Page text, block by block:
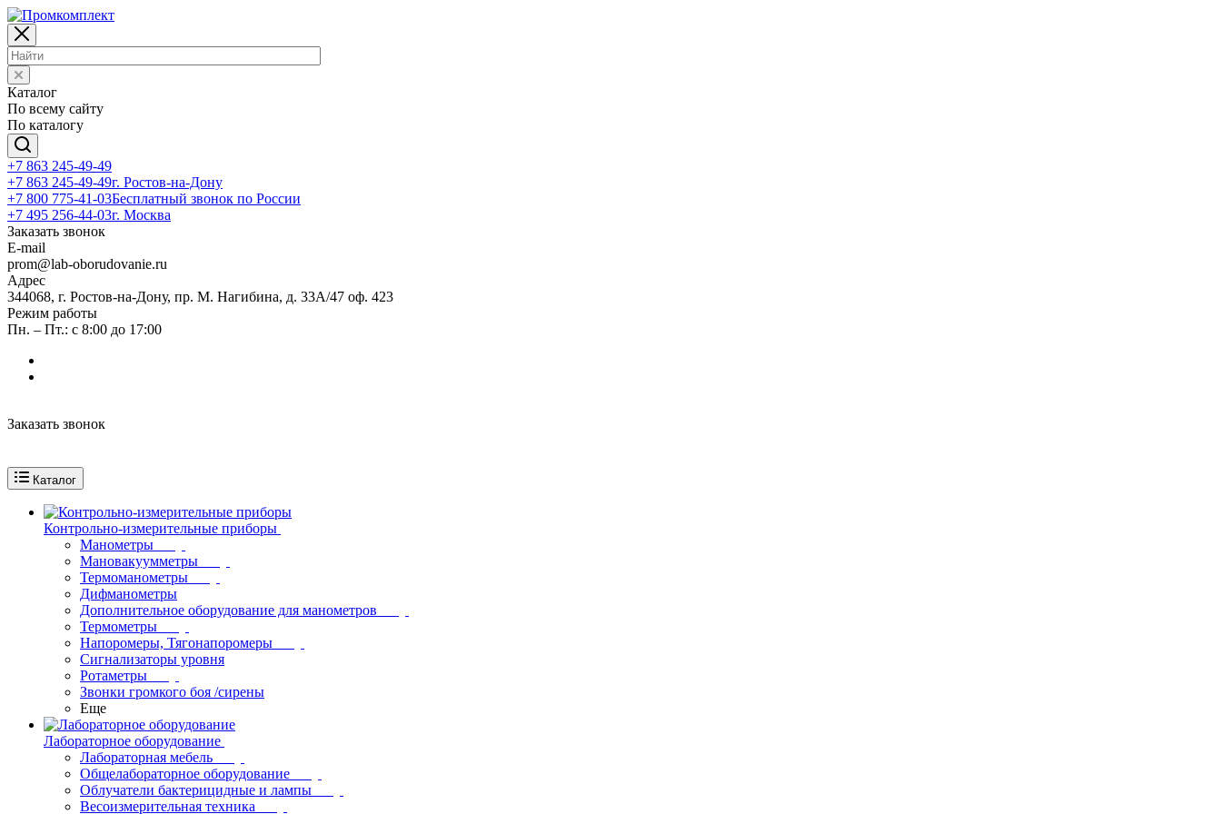
Каталог
По всему сайту
По каталогу
+7 863 245-49-49
+7 863 245-49-49г. Ростов-на-Дону
+7 800 775-41-03Бесплатный звонок по России
+7 495 256-44-03г. Москва
Заказать звонок
E-mail
prom@lab-oborudovanie.ru
Адрес
344068, г. Ростов-на-Дону, пр. М. Нагибина, д. 33А/47 оф. 423
Режим работы
Пн. – Пт.: с 8:00 до 17:00
Заказать звонок
Каталог
Контрольно-измерительные приборы
Манометры
Мановакуумметры
Термоманометры
Дифманометры
Дополнительное оборудование для манометров
Термометры
Напоромеры, Тягонапоромеры
Сигнализаторы уровня
Ротаметры
Звонки громкого боя /сирены
Еще
Лабораторное оборудование
Лабораторная мебель
Общелабораторное оборудование
Облучатели бактерицидные и лампы
Весоизмерительная техника